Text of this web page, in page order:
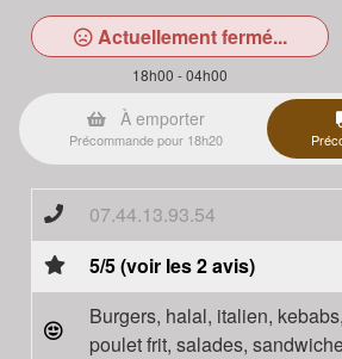
Actuellement fermé...
18h00 - 04h00
À emporter
Précommande pour 18h20
07.44.13.93.54
5/5 (voir les 2 avis)
Burgers, halal, italien,
poulet frit, salades,